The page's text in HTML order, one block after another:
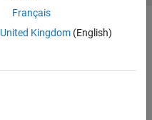
Français
United Kingdom(English)